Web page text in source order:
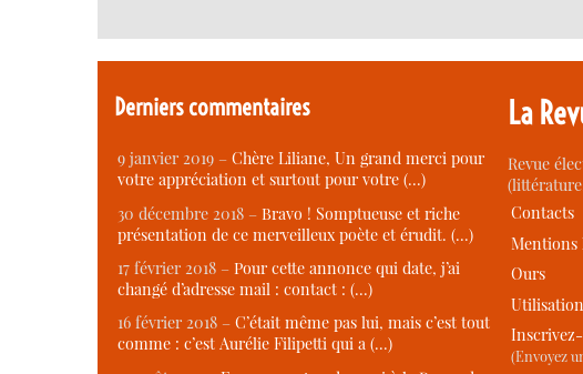
Derniers commentaires
9 janvier 2019 – Chère Liliane, Un grand merci pour
votre appréciation et surtout pour votre (…)
30 décembre 2018 – Bravo ! Somptueuse et riche
présentation de ce merveilleux poète et érudit. (…)
17 février 2018 – Pour cette annonce qui date, j’ai
changé d’adresse mail : contact : (…)
16 février 2018 – C’était même pas lui, mais c’est tout
comme : c’est Aurélie Filipetti qui a (…)
La
Revue
Contacts
Mentions
Ours
(Envoyez